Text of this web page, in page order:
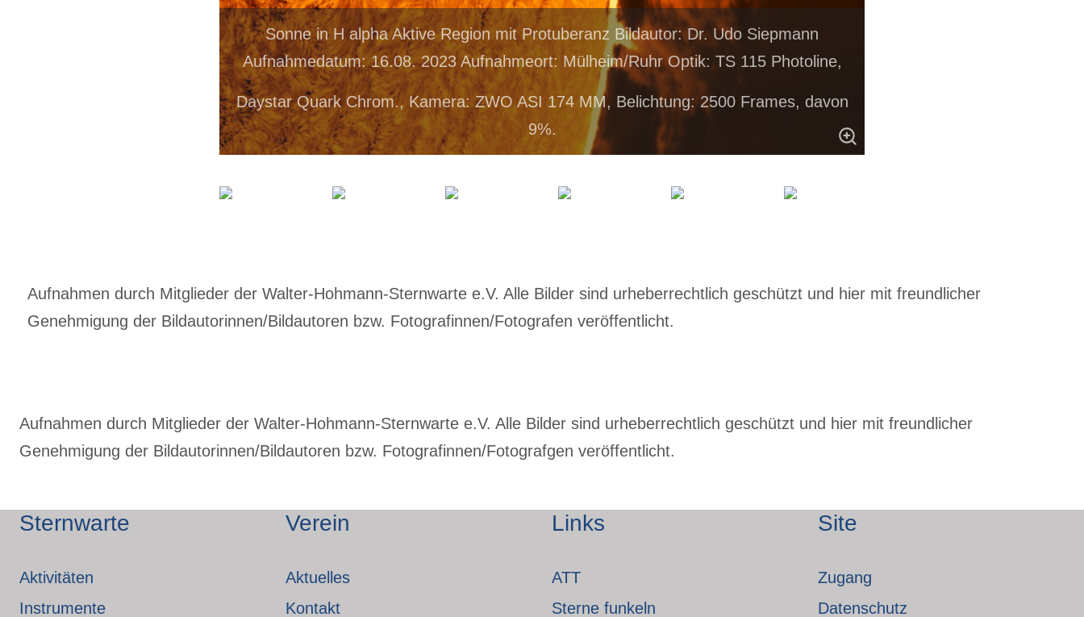
Sonne in H alpha Aktive Region mit Protuberanz Bildautor: Dr. Udo Siepmann
Aufnahmedatum: 16.08. 2023 Aufnahmeort: Mülheim/Ruhr Optik: TS 115 Photoline,
Daystar Quark Chrom., Kamera: ZWO ASI 174 MM, Belichtung: 2500 Frames, davon
9%.
Aufnahmen durch Mitglieder der Walter-Hohmann-Sternwarte e.V. Alle Bilder sind urheberrechtlich geschützt und hier mit freundlicher
Genehmigung der Bildautorinnen/Bildautoren bzw. Fotografinnen/Fotografen veröffentlicht.
Aufnahmen durch Mitglieder der Walter-Hohmann-Sternwarte e.V. Alle Bilder sind urheberrechtlich geschützt und hier mit freundlicher
Genehmigung der Bildautorinnen/Bildautoren bzw. Fotografinnen/Fotografgen veröffentlicht.
Sternwarte
Aktivitäten
Instrumente
Verein
Aktuelles
Kontakt
Links
ATT
Sterne funkeln
Site
Zugang
Datenschutz